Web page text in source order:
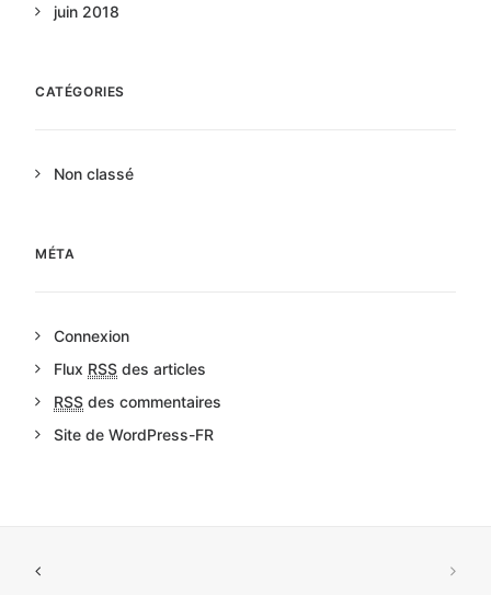
juin 2018
CATÉGORIES
Non classé
MÉTA
Connexion
Flux RSS des articles
RSS des commentaires
Site de WordPress-FR